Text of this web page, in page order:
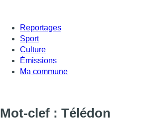
Reportages
Sport
Culture
Émissions
Ma commune
Mot-clef : Télédon